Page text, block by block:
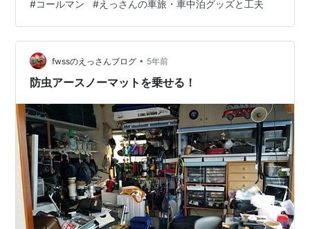
ン部分は上下左右に手動で調整できます。 電源は、単３
の乾電池８本です。 カップホルダーに収まります。 コー
ルマン(Coleman) ファン バッテリーロックカップホルダ
ーファン スカイ 2000027314 メディア: スポーツ用品
f…
#コールマン #えっさんの車旅・車中泊グッズと工夫
fwssのえっさんブログ • 5年前
防虫アースノーマットを乗せる！